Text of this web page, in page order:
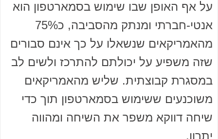
על אף האופן שבו שימוש בסמארטפון הוא
אנטי-חברתי ומנתק מהסביבה, כ75%
מהאמריקאים שנשאלו על כך אינם סבורים
שזה משפיע על יכולתם להתרכז ולשים לב
במסגרת קבוצתית. שליש מהאמריקאים
משוכנעים ששימוש בסמארטפון תוך כדי
שיחה דווקא משפר את השיחה ומהווה
יתרון.